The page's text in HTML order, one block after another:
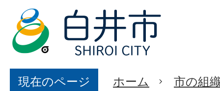
現在のページ ホーム 市の組